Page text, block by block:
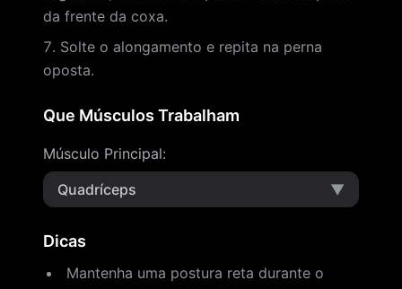
da frente da coxa.
Solte o alongamento e repita na perna
oposta.
Que Músculos Trabalham
Músculo Principal:
Quadríceps
▼
Dicas
Mantenha uma postura reta durante o